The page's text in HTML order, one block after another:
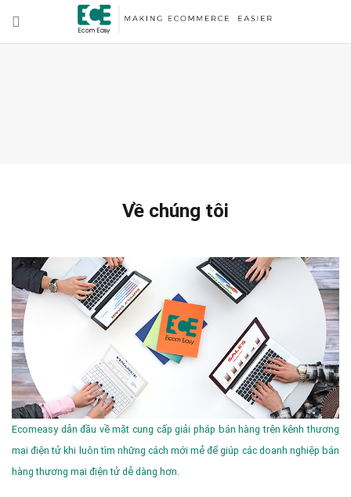
Về chúng tôi
Ecomeasy dẫn đầu về mặt cung cấp giải pháp bán hàng trên kênh thương
mại điện tử khi luôn tìm những cách mới mẻ để giúp các doanh nghiệp bán
hàng thương mại điện tử dễ dàng hơn.